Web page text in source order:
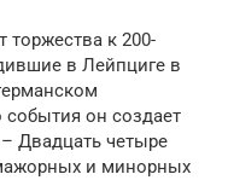
торжества к 200-
в Лейпциге в
события он создает
Двадцать четыре
и минорных